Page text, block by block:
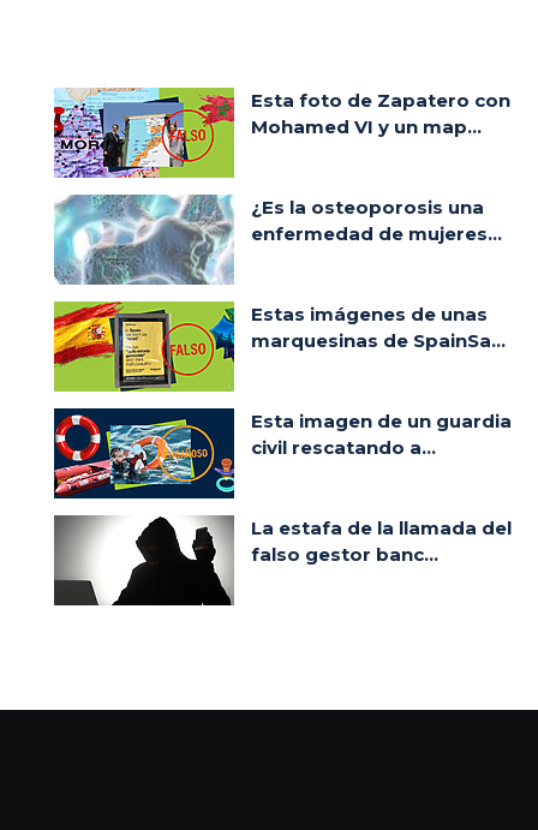
Esta foto de Zapatero con
Mohamed VI y un map...
¿Es la osteoporosis una
enfermedad de mujeres...
Estas imágenes de unas
marquesinas de SpainSa...
Esta imagen de un guardia
civil rescatando a...
La estafa de la llamada del
falso gestor banc...